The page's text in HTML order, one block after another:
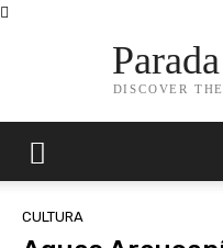
DISCOVER
CULTURA